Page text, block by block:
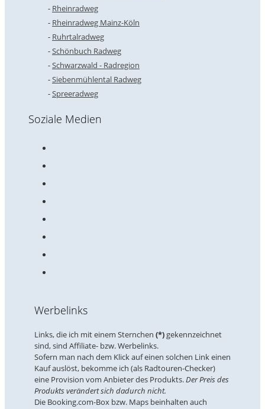
Rheinradweg
Rheinradweg Mainz-Köln
Ruhrtalradweg
Schönbuch Radweg
Schwarzwald - Radregion
Siebenmühlental Radweg
Spreeradweg
Soziale Medien
Werbelinks
Links, die ich mit einem Sternchen (*)gekennzeichnet
sind, sind Affiliate- bzw. Werbelinks.
Sofern man nach dem Klick auf einen solchen Link einen
Kauf auslöst, bekomme ich (als Radtouren-Checker)
eine Provision vom Anbieter des Produkts.Der Preis des
Produkts verändert sich dadurch nicht.
Die Booking.com-Box bzw. Maps beinhalten auch